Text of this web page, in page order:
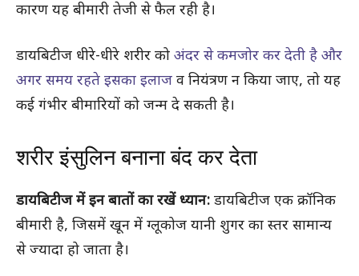
कारण यह बीमारी तेजी से फैल रही है।
डायबिटीज धीरे-धीरे शरीर को अंदर से कमजोर कर देती है और
अगर समय रहते इसका इलाज व नियंत्रण न किया जाए, तो यह
कई गंभीर बीमारियों को जन्म दे सकती है।
शरीर इंसुलिन बनाना बंद कर देता
डायबिटीज में इन बातों का रखें ध्यान: डायबिटीज एक क्रॉनिक
बीमारी है, जिसमें खून में ग्लूकोज यानी शुगर का स्तर सामान्य
से ज्यादा हो जाता है।